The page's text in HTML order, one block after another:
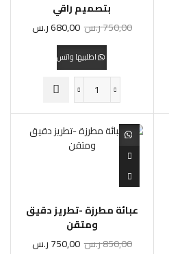
بتصميم راقي
750,00ر.س 680,00ر.س
اطلبيها واتس
عبائة مطرزة -تطريز دقيق
ومتقن
850,00ر.س 750,00ر.س